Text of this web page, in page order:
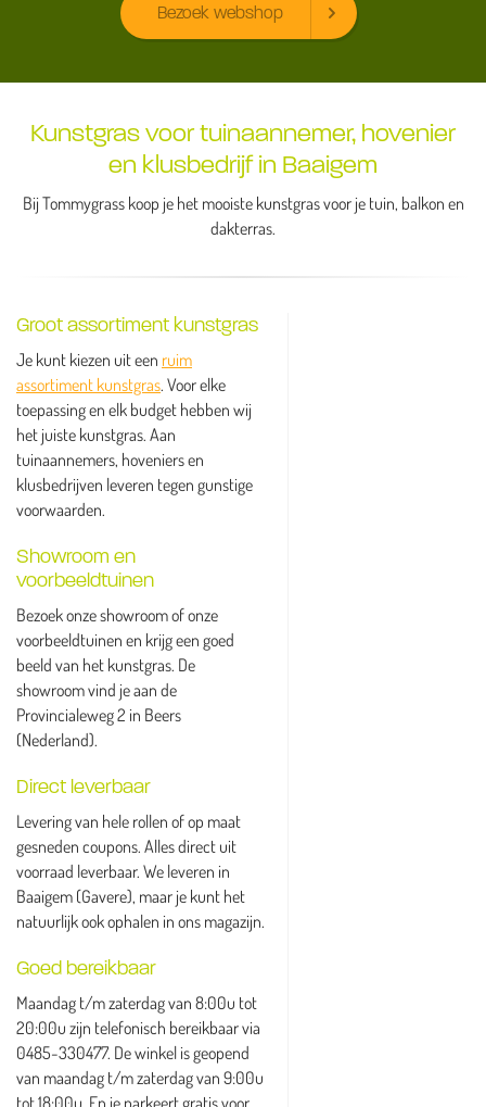
Bezoek webshop
Kunstgras voor tuinaannemer, hovenier
en klusbedrijf in Baaigem
Bij Tommygrass koop je het mooiste kunstgras voor je tuin, balkon en
dakterras.
Groot assortiment kunstgras
Je kunt kiezen uit een ruim
assortiment kunstgras. Voor elke
toepassing en elk budget hebben wij
het juiste kunstgras. Aan
tuinaannemers, hoveniers en
klusbedrijven leveren tegen gunstige
voorwaarden.
Showroom en
voorbeeldtuinen
Bezoek onze showroom of onze
voorbeeldtuinen en krijg een goed
beeld van het kunstgras. De
showroom vind je aan de
Provincialeweg 2 in Beers
(Nederland).
Direct leverbaar
Levering van hele rollen of op maat
gesneden coupons. Alles direct uit
voorraad leverbaar. We leveren in
Baaigem (Gavere), maar je kunt het
natuurlijk ook ophalen in ons magazijn.
Goed bereikbaar
Maandag t/m zaterdag van 8:00u tot
20:00u zijn telefonisch bereikbaar via
0485-330477. De winkel is geopend
van maandag t/m zaterdag van 9:00u